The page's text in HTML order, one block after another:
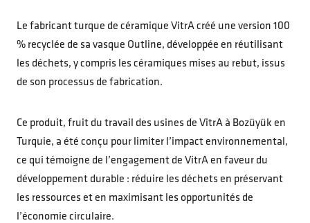
Le fabricant turque de céramique VitrA créé une version 100
% recyclée de sa vasque Outline, développée en réutilisant
les déchets, y compris les céramiques mises au rebut, issus
de son processus de fabrication.
Ce produit, fruit du travail des usines de VitrA à Bozüyük en
Turquie, a été conçu pour limiter l’impact environnemental,
ce qui témoigne de l’engagement de VitrA en faveur du
développement durable : réduire les déchets en préservant
les ressources et en maximisant les opportunités de
l’économie circulaire.